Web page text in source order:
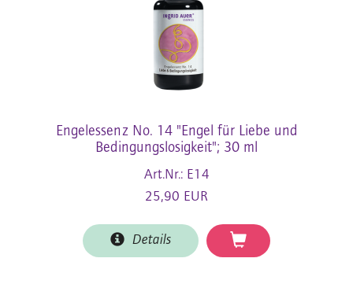
Engelessenz No. 14 "Engel für Liebe und
Bedingungslosigkeit"; 30 ml
Art.Nr.: E14
25,90 EUR
Details